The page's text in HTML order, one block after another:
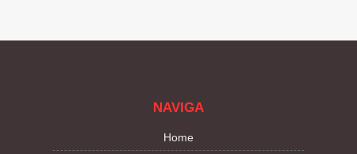
NAVIGA
Home